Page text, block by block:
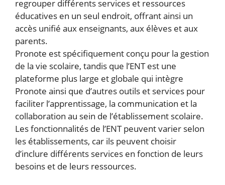
regrouper différents services et ressources
éducatives en un seul endroit, offrant ainsi un
accès unifié aux enseignants, aux élèves et aux
parents.
Pronote est spécifiquement conçu pour la gestion
de la vie scolaire, tandis que l’ENT est une
plateforme plus large et globale qui intègre
Pronote ainsi que d’autres outils et services pour
faciliter l’apprentissage, la communication et la
collaboration au sein de l’établissement scolaire.
Les fonctionnalités de l’ENT peuvent varier selon
les établissements, car ils peuvent choisir
d’inclure différents services en fonction de leurs
besoins et de leurs ressources.